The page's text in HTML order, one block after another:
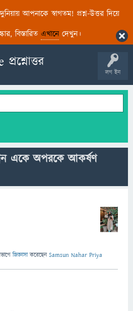
দুনিয়ায় আপনাকে স্বাগতম! প্রশ্ন-উত্তর দিয়ে
বিস্তারিত এখানেদেখুন।
লগ ইন
একে অপরকে আকর্ষণ
জিজ্ঞাসাকরেছেনSamsun Nahar Priya